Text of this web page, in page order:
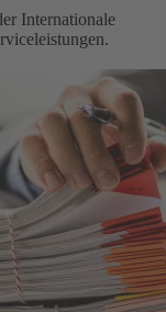
Internationale